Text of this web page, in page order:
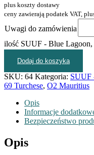
plus koszty dostawy
ceny zawierają podatek VAT,
Uwagi do zamówienia
ilość SUUF - Blue Lagoon,
Dodaj do koszyka
SKU: 64 Kategoria: SUUF
69 Turchese, O2 Mauritius
Opis
Informacje
Bezpieczeństwo
Opis